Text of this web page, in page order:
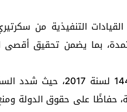
نائب المحافظ نسب تنفيذ الخطة الاستثمارية للعام المالي 2025/
بما يضمن تحقيق
كما ناقش الاجتماع الموقف التنفيذي لملفات
حفاظًا على حقوق الدولة